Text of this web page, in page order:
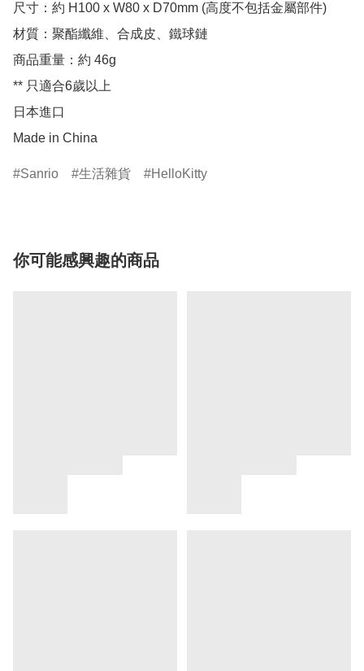
尺寸：約 H100 x W80 x D70mm (高度不包括金屬部件)
材質：聚酯纖維、合成皮、鐵球鏈
商品重量：約 46g
** 只適合6歲以上
日本進口
Made in China
Sanrio 生活雜貨 HelloKitty
你可能感興趣的商品